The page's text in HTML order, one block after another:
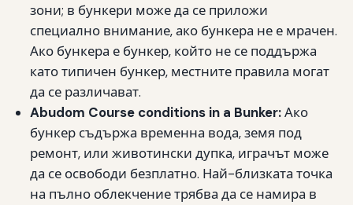
зони; в бункери може да се приложи
специално внимание, ако бункера не е мрачен.
Ако бункера е бункер, който не се поддържа
като типичен бункер, местните правила могат
да се различават.
Abudom Course conditions in a Bunker:Ако
бункер съдържа временна вода, земя под
ремонт, или животински дупка, играчът може
да се освободи безплатно. Най-близката точка
на пълно облекчение трябва да се намира в